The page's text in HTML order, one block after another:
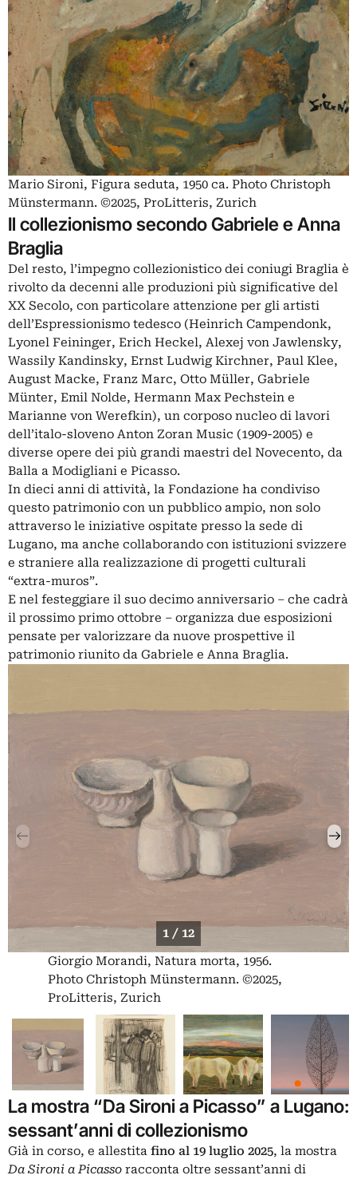
Mario Sironi, Figura seduta, 1950 ca. Photo Christoph
Münstermann. ©2025, ProLitteris, Zurich
Il collezionismo secondo Gabriele e Anna
Braglia
Del resto, l’impegno collezionistico dei coniugi Braglia è
rivolto da decenni alle produzioni più significative del
XX Secolo, con particolare attenzione per gli artisti
dell’Espressionismo tedesco (Heinrich Campendonk,
Lyonel Feininger, Erich Heckel, Alexej von Jawlensky,
Wassily Kandinsky, Ernst Ludwig Kirchner, Paul Klee,
August Macke, Franz Marc, Otto Müller, Gabriele
Münter, Emil Nolde, Hermann Max Pechstein e
Marianne von Werefkin), un corposo nucleo di lavori
dell’italo-sloveno Anton Zoran Music (1909-2005) e
diverse opere dei più grandi maestri del Novecento, da
Balla a Modigliani e Picasso.
In dieci anni di attività, la Fondazione ha condiviso
questo patrimonio con un pubblico ampio, non solo
attraverso le iniziative ospitate presso la sede di
Lugano, ma anche collaborando con istituzioni svizzere
e straniere alla realizzazione di progetti culturali
“extra-muros”.
E nel festeggiare il suo decimo anniversario – che cadrà
il prossimo primo ottobre – organizza due esposizioni
pensate per valorizzare da nuove prospettive il
patrimonio riunito da Gabriele e Anna Braglia.
1 / 12
Giorgio Morandi, Natura morta, 1956.
Photo Christoph Münstermann. ©2025,
ProLitteris, Zurich
La mostra “Da Sironi a Picasso” a Lugano:
sessant’anni di collezionismo
Già in corso, e allestita fino al 19 luglio 2025, la mostra
Da Sironi a Picasso racconta oltre sessant’anni di